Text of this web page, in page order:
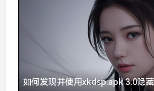
如何发现并使用xkdsp.apk 3.0隐藏